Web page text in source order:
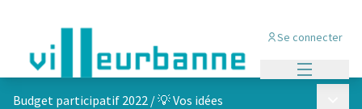
Se connecter
Budget participatif 2022 /💡 Vos idées